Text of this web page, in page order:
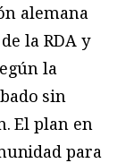
alemana
la RDA y
la
sin
El plan en
para